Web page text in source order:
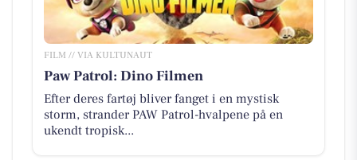
FILM // VIA KULTUNAUT
Paw Patrol: Dino Filmen
Efter deres fartøj bliver fanget i en mystisk
storm, strander PAW Patrol-hvalpene på en
ukendt tropisk...